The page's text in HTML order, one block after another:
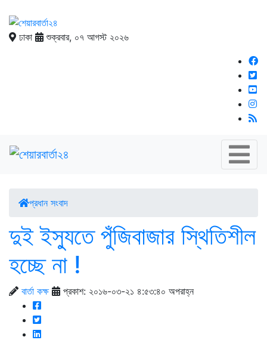
ঢাকা শুক্রবার, ০৭ আগস্ট ২০২৬
প্রধান সংবাদ
দুই ইস্যুতে পুঁজিবাজার স্থিতিশীল
হচ্ছে না !
বার্তা কক্ষ প্রকাশ: ২০১৬-০৩-২১ ৪:৫৩:৪০ অপরাহ্ন